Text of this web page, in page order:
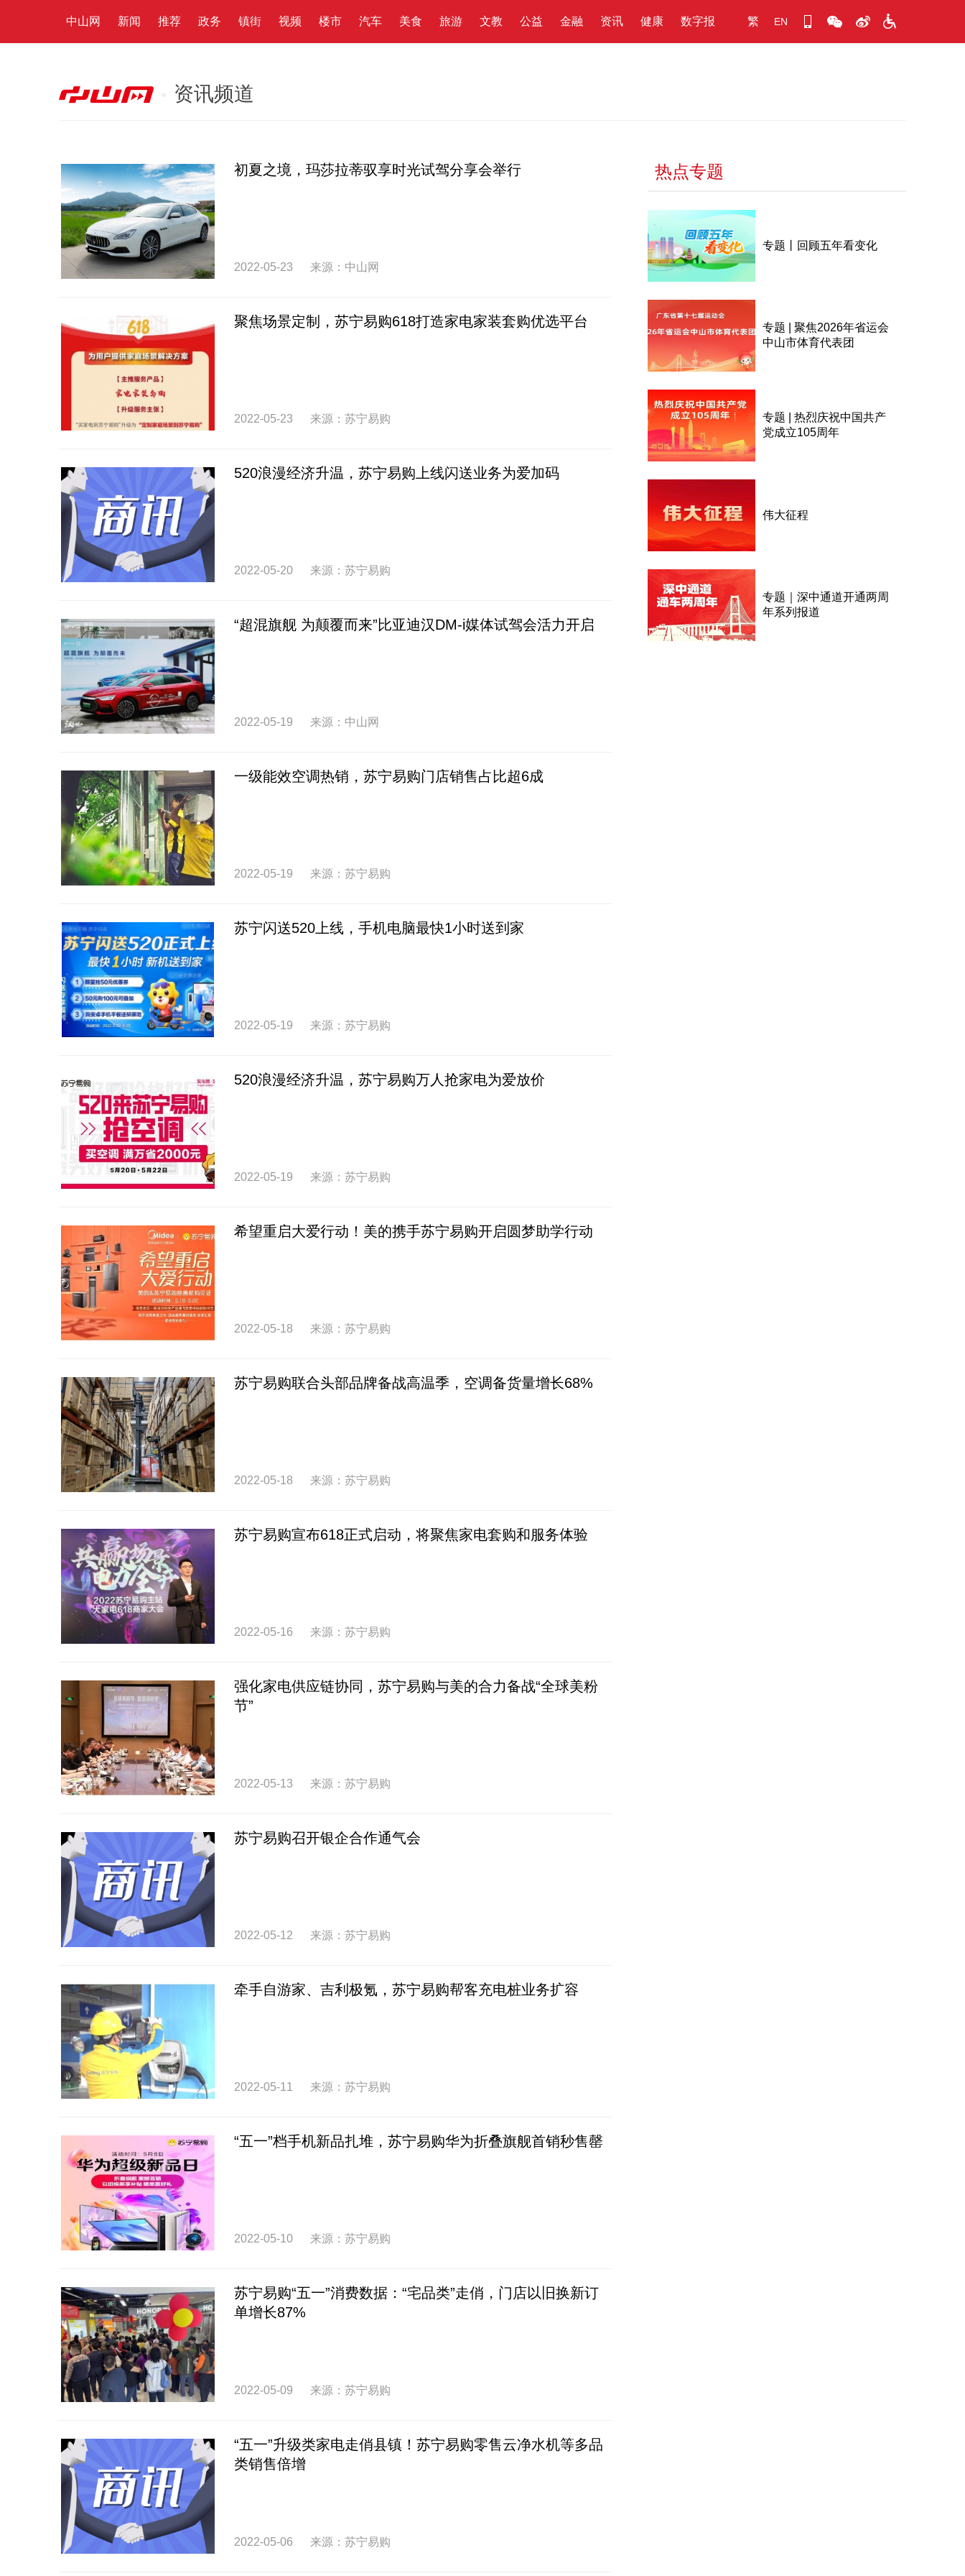
中山网 新闻 推荐 政务 镇街 视频 楼市 汽车 美食 旅游 文教 公益 金融 资讯 健康 数字报 繁 EN
资讯频道
初夏之境，玛莎拉蒂驭享时光试驾分享会举行
2022-05-23 来源：中山网
聚焦场景定制，苏宁易购618打造家电家装套购优选平台
2022-05-23 来源：苏宁易购
520浪漫经济升温，苏宁易购上线闪送业务为爱加码
2022-05-20 来源：苏宁易购
“超混旗舰 为颠覆而来”比亚迪汉DM-i媒体试驾会活力开启
2022-05-19 来源：中山网
一级能效空调热销，苏宁易购门店销售占比超6成
2022-05-19 来源：苏宁易购
苏宁闪送520上线，手机电脑最快1小时送到家
2022-05-19 来源：苏宁易购
520浪漫经济升温，苏宁易购万人抢家电为爱放价
2022-05-19 来源：苏宁易购
希望重启大爱行动！美的携手苏宁易购开启圆梦助学行动
2022-05-18 来源：苏宁易购
苏宁易购联合头部品牌备战高温季，空调备货量增长68%
2022-05-18 来源：苏宁易购
苏宁易购宣布618正式启动，将聚焦家电套购和服务体验
2022-05-16 来源：苏宁易购
强化家电供应链协同，苏宁易购与美的合力备战“全球美粉
节”
2022-05-13 来源：苏宁易购
苏宁易购召开银企合作通气会
2022-05-12 来源：苏宁易购
牵手自游家、吉利极氪，苏宁易购帮客充电桩业务扩容
2022-05-11 来源：苏宁易购
“五一”档手机新品扎堆，苏宁易购华为折叠旗舰首销秒售罄
2022-05-10 来源：苏宁易购
苏宁易购“五一”消费数据：“宅品类”走俏，门店以旧换新订
单增长87%
2022-05-09 来源：苏宁易购
“五一”升级类家电走俏县镇！苏宁易购零售云净水机等多品
类销售倍增
2022-05-06 来源：苏宁易购
热点专题
专题丨回顾五年看变化
专题 | 聚焦2026年省运会
中山市体育代表团
专题 | 热烈庆祝中国共产
党成立105周年
伟大征程
专题｜深中通道开通两周
年系列报道